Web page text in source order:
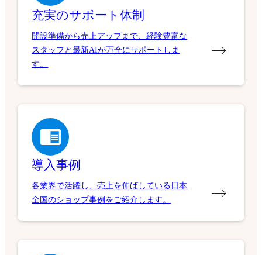
充実のサポート体制
開設準備から売上アップまで、経験豊富な
スタッフと最新AIが万全にサポートしま
す。
導入事例
各業界で活躍し、売上を伸ばしている日本
全国のショップ事例をご紹介します。